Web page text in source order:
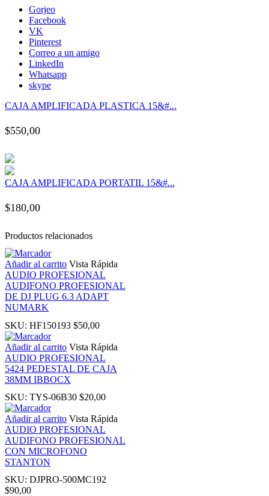
panel
panel
panel
panel
panel
panel
panel
panel
Panel
Panel
Gorjeo
Facebook
VK
Pinterest
Correo a un amigo
LinkedIn
Whatsapp
skype
CAJA AMPLIFICADA PLASTICA 15&#...
$550,00
CAJA AMPLIFICADA PORTATIL 15&#...
$180,00
Productos relacionados
Añadir al carrito Vista Rápida
AUDIO PROFESIONAL
AUDIFONO PROFESIONAL
DE DJ PLUG 6.3 ADAPT
NUMARK
SKU: HF150193 $50,00
Añadir al carrito Vista Rápida
AUDIO PROFESIONAL
5424 PEDESTAL DE CAJA
38MM IBBOCX
SKU: TYS-06B30 $20,00
Añadir al carrito Vista Rápida
AUDIO PROFESIONAL
AUDIFONO PROFESIONAL
CON MICROFONO
STANTON
SKU: DJPRO-500MC192
$90,00